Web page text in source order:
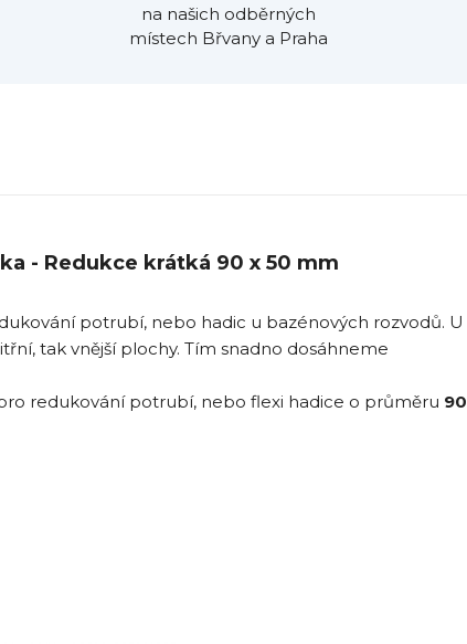
na našich odběrných
místech Břvany a Praha
- Redukce krátká 90 x 50 mm
potrubí, nebo hadic u bazénových rozvodů. U
tak vnější plochy. Tím snadno dosáhneme
redukování potrubí, nebo flexi hadice o průměru 90